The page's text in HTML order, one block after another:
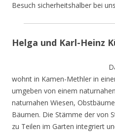
Besuch sicherheitshalber bei
Helga und Karl-Heinz
wohnt in Kamen-Methler in
umgeben von einem
naturnahen Wiesen,
Bäumen. Die Stämme der von
zu Teilen im Garten integriert